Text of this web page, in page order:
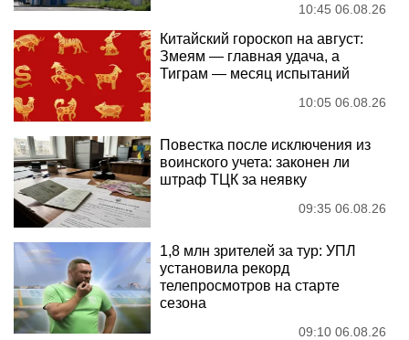
10:45 06.08.26
Китайский гороскоп на август:
Змеям — главная удача, а
Тиграм — месяц испытаний
10:05 06.08.26
Повестка после исключения из
воинского учета: законен ли
штраф ТЦК за неявку
09:35 06.08.26
1,8 млн зрителей за тур: УПЛ
установила рекорд
телепросмотров на старте
сезона
09:10 06.08.26